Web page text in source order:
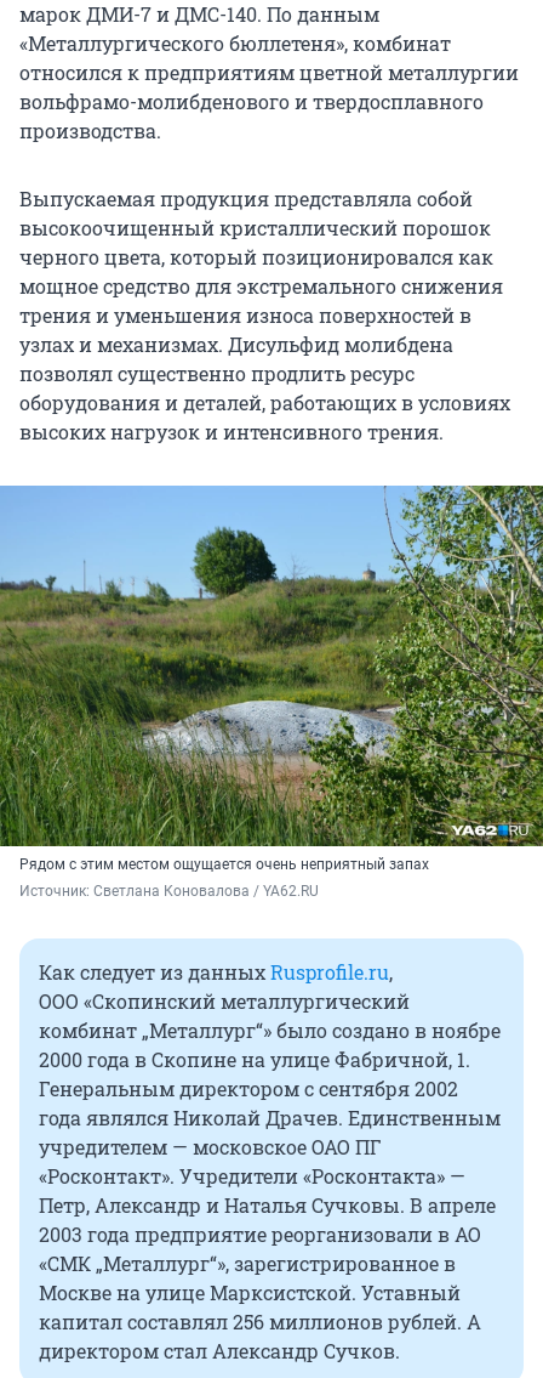
марок ДМИ-7 и ДМС-140. По данным
«Металлургического бюллетеня», комбинат
относился к предприятиям цветной металлургии
вольфрамо-молибденового и твердосплавного
производства.
Выпускаемая продукция представляла собой
высокоочищенный кристаллический порошок
черного цвета, который позиционировался как
мощное средство для экстремального снижения
трения и уменьшения износа поверхностей в
узлах и механизмах. Дисульфид молибдена
позволял существенно продлить ресурс
оборудования и деталей, работающих в условиях
высоких нагрузок и интенсивного трения.
Рядом с этим местом ощущается очень неприятный запах
Источник: Светлана Коновалова / YA62.RU
Как следует из данныхRusprofile.ru,
ООО «Скопинский металлургический
комбинат „Металлург“» было создано в ноябре
2000 года в Скопине на улице Фабричной, 1.
Генеральным директором с сентября 2002
года являлся Николай Драчев. Единственным
учредителем — московское ОАО ПГ
«Росконтакт». Учредители «Росконтакта» —
Петр, Александр и Наталья Сучковы. В апреле
2003 года предприятие реорганизовали в АО
«СМК „Металлург“», зарегистрированное в
Москве на улице Марксистской. Уставный
капитал составлял 256 миллионов рублей. А
директором стал Александр Сучков.